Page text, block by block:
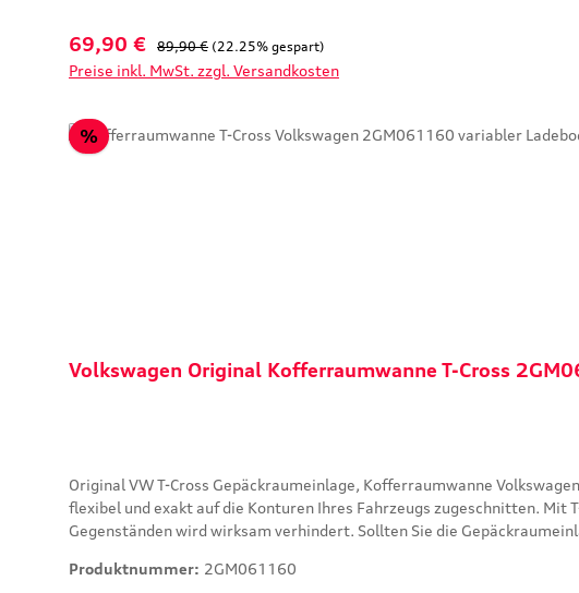
Verkaufspreis:
69,90 € Regulärer Preis:
89,90 € (22.25% gespart)
Preise inkl. MwSt. zzgl. Versandkosten
%Rabatt
Volkswagen Original Kofferraumwanne T-Cross
Original VW T-Cross Gepäckraumeinlage, Kofferraumwanne Volkswagen 2GM061160 - ebenem Ladenboden
flexibel und exakt auf die Konturen Ihres Fahrzeugs zugeschnitten. Mit
Gegenständen wird wirksam verhindert. Sollten Sie die
OB DER FAHRRADTRÄGER PASSEND FÜR IHR FAHRZEUG IST !! MERKMALE: - Art: ganze Ladefläche - Farbe: Schwarz - Material: Polyethylen, geschäumt (PE) - Randhöhe [mm]: 50 - Länge
Produktnummer: 2GM061160